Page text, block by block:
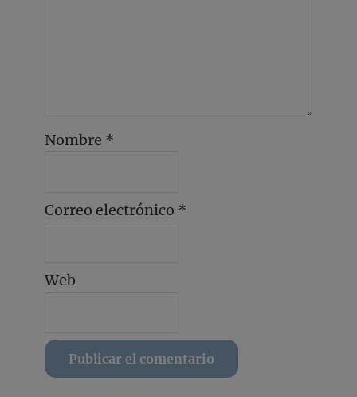
Nombre *
Correo electrónico *
Web